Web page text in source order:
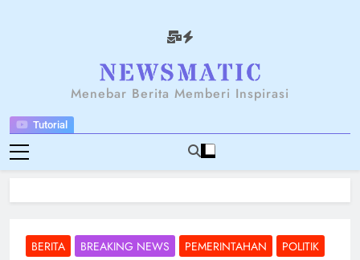
Tutorial
NEWSANTARA
Menebar Berita Memberi Inspirasi
BERITA BREAKING NEWS PEMERINTAHAN
POLITIK